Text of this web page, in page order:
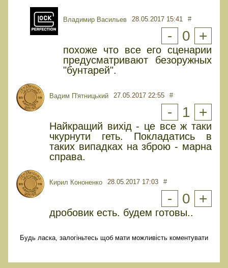
Владимир Васильев 28.05.2017 15:41 #
- 0 +
похоже что все его сценарии
предусматривают безоружных
"бунтарей".
Вадим П'ятницький 27.05.2017 22:55 #
- 1 +
Найкращий вихід - це все ж таки
чкурнути геть. Покладатись в
таких випадках на зброю - марна
справа.
Кирил Кононенко 28.05.2017 17:03 #
- 0 +
дробовик есть. будем готовы..
Будь ласка, залогіньтесь щоб мати можливість коментувати